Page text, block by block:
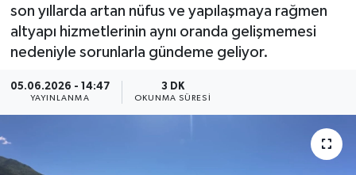
son yıllarda artan nüfus ve yapılaşmaya rağmen
altyapı hizmetlerinin aynı oranda gelişmemesi
nedeniyle sorunlarla gündeme geliyor.
05.06.2026 - 14:47
YAYINLANMA
3 DK
OKUNMA SÜRESI